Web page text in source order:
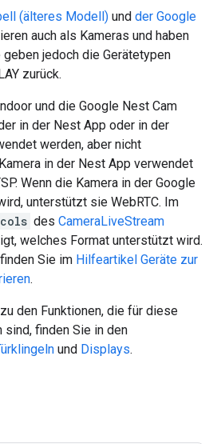
(älteres Modell) und der Google
auch als Kameras und haben
jedoch die Gerätetypen
zurück.
und die Google Nest Cam
in der Nest App oder in der
werden, aber nicht
in der Nest App verwendet
Wenn die Kamera in der Google
unterstützt sie WebRTC. Im
des CameraLiveStream
welches Format unterstützt wird.
Sie im Hilfeartikel Geräte zur
.
den Funktionen, die für diese
finden Sie in den
und Displays.